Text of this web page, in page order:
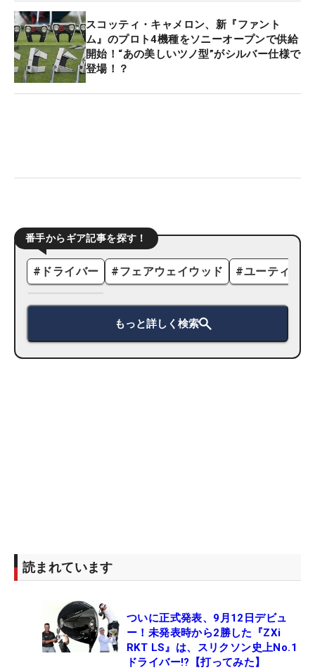
スコッティ・キャメロン、新『ファント
ム』のプロト4機種をソニーオープンで供給
開始！“あの美しいツノ型”がシルバー仕様で
登場！？
番手からギア記事を探す！
# ドライバー #フェアウェイウッド #ユーティリ
もっと詳しく検索
読まれています
ついに正式発表、9月12日デビュ
ー！未発表時から2勝した『ZXi
RKT LS』は、スリクソン史上No.1
ドライバー!?【打ってみた】